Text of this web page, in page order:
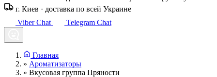
г. Киев · доставка по всей Украине
Viber Chat
Telegram Chat
Главная
» Ароматизаторы
» Вкусовая группа Пряности